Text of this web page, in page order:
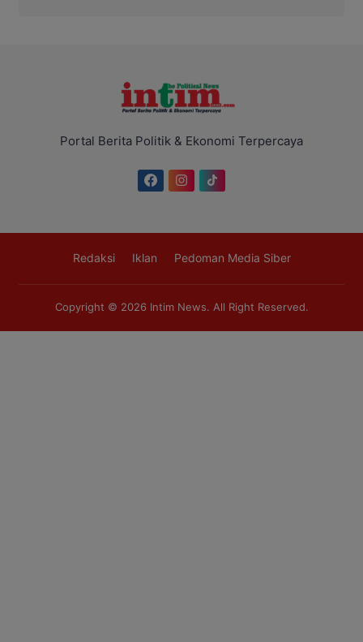
Portal Berita Politik & Ekonomi Terpercaya
Redaksi Iklan Pedoman Media Siber
Copyright © 2026 Intim News. All Right Reserved.